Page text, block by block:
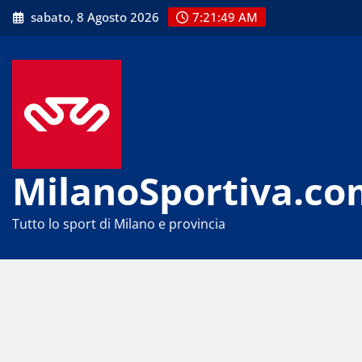
Skip
to
sabato, 8 Agosto 2026 7:21:49 AM
Tutto lo sport di Milano e provincia